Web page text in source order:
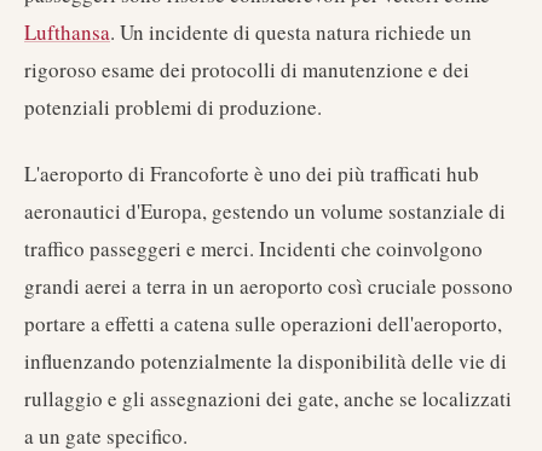
Lufthansa. Un incidente di questa natura richiede un
rigoroso esame dei protocolli di manutenzione e dei
potenziali problemi di produzione.
L'aeroporto di Francoforte è uno dei più trafficati hub
aeronautici d'Europa, gestendo un volume sostanziale di
traffico passeggeri e merci. Incidenti che coinvolgono
grandi aerei a terra in un aeroporto così cruciale possono
portare a effetti a catena sulle operazioni dell'aeroporto,
influenzando potenzialmente la disponibilità delle vie di
rullaggio e gli assegnazioni dei gate, anche se localizzati
a un gate specifico.